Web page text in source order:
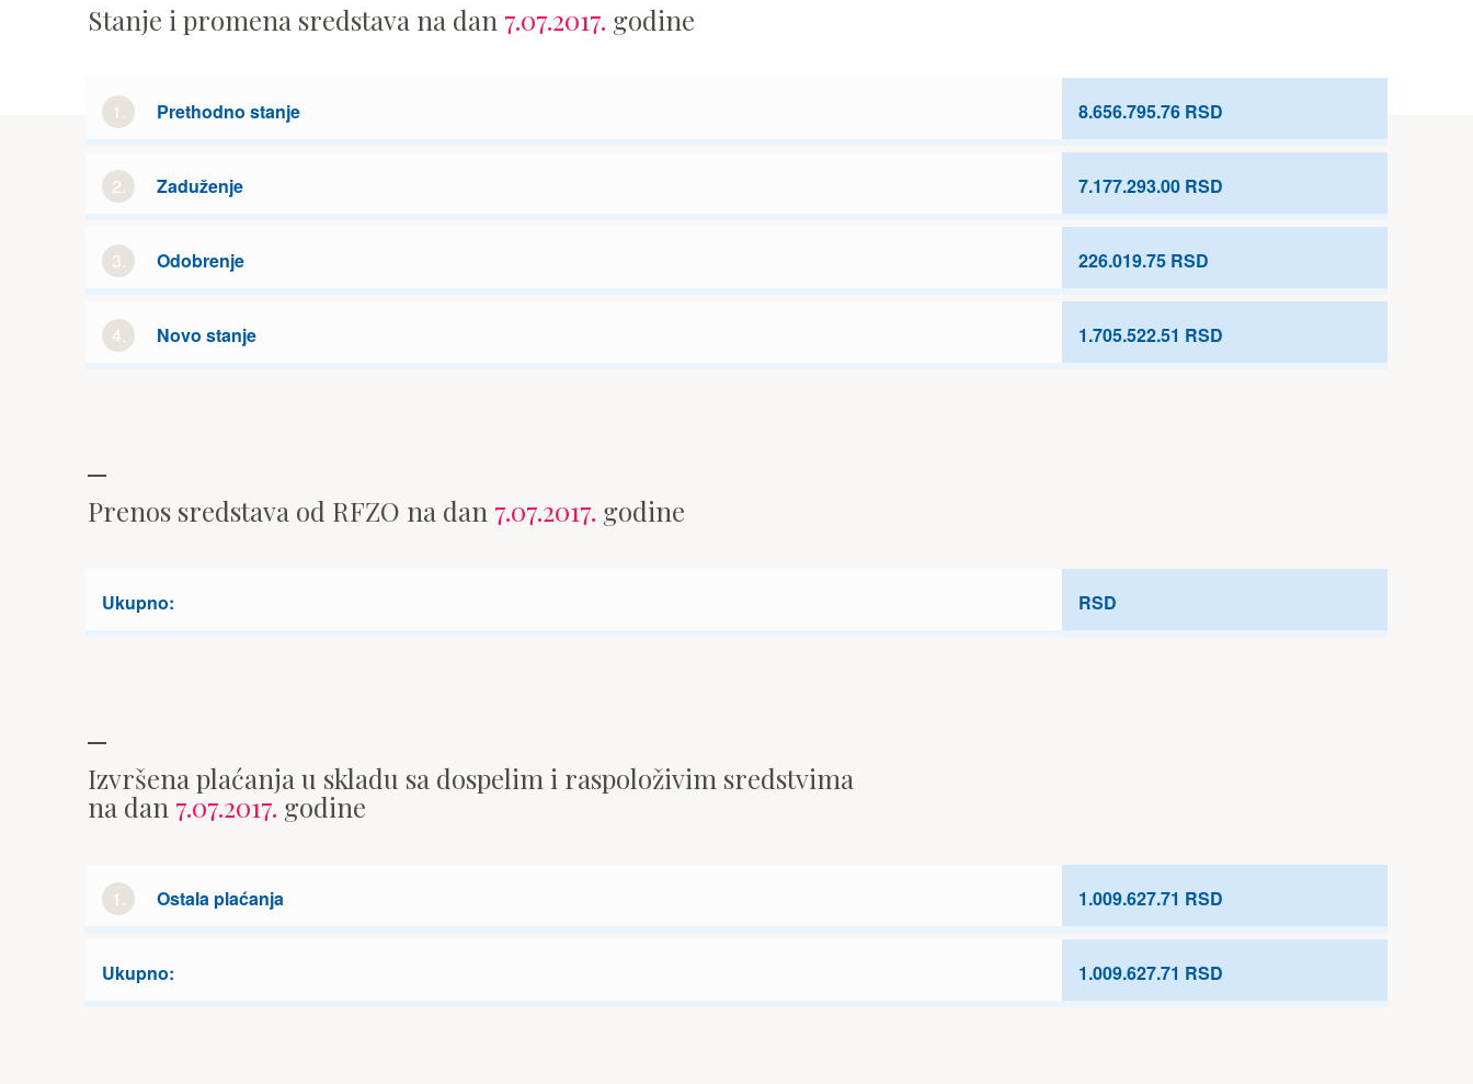
Stanje i promena sredstava na dan 7.07.2017. godine
1. Prethodno stanje 8.656.795.76 RSD
2. Zaduženje 7.177.293.00 RSD
3. Odobrenje 226.019.75 RSD
4. Novo stanje 1.705.522.51 RSD
Prenos sredstava od RFZO na dan 7.07.2017. godine
Ukupno: RSD
Izvršena plaćanja u skladu sa dospelim i raspoloživim sredstvima
na dan 7.07.2017. godine
1. Ostala plaćanja 1.009.627.71 RSD
Ukupno: 1.009.627.71 RSD